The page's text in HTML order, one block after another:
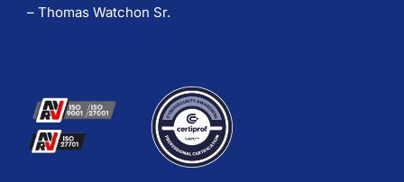
– Thomas Watchon Sr.